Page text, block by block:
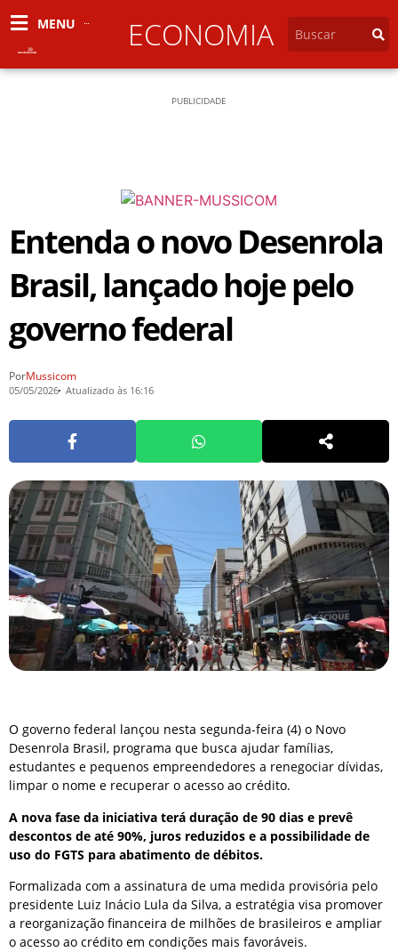
MENU ECONOMIA
PUBLICIDADE
Entenda o novo Desenrola
Brasil, lançado hoje pelo
governo federal
PorMussicom
05/05/2026 Atualizado às 16:16
O governo federal lançou nesta segunda-feira (4) o Novo
Desenrola Brasil, programa que busca ajudar famílias,
estudantes e pequenos empreendedores a renegociar dívidas,
limpar o nome e recuperar o acesso ao crédito.
A nova fase da iniciativa terá duração de 90 dias e prevê
descontos de até 90%, juros reduzidos e a possibilidade de
uso do FGTS para abatimento de débitos.
Formalizada com a assinatura de uma medida provisória pelo
presidente Luiz Inácio Lula da Silva, a estratégia visa promover
a reorganização financeira de milhões de brasileiros e ampliar
o acesso ao crédito em condições mais favoráveis.